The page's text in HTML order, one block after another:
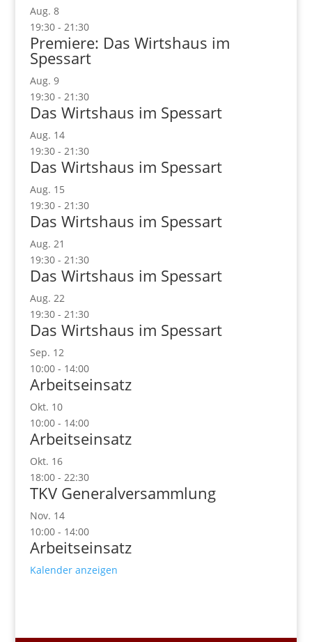
Aug. 8
19:30- 21:30
Premiere: Das Wirtshaus im
Spessart
Aug. 9
19:30- 21:30
Das Wirtshaus im Spessart
Aug. 14
19:30- 21:30
Das Wirtshaus im Spessart
Aug. 15
19:30- 21:30
Das Wirtshaus im Spessart
Aug. 21
19:30- 21:30
Das Wirtshaus im Spessart
Aug. 22
19:30- 21:30
Das Wirtshaus im Spessart
Sep. 12
10:00- 14:00
Arbeitseinsatz
Okt. 10
10:00- 14:00
Arbeitseinsatz
Okt. 16
18:00- 22:30
TKV Generalversammlung
Nov. 14
10:00- 14:00
Arbeitseinsatz
Kalender anzeigen